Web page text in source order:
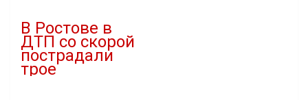
В Ростове в
ДТП со скорой
пострадали
трое